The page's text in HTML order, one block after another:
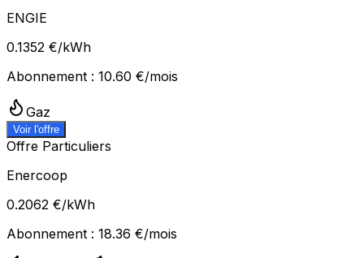
ENGIE
0.1352 €/kWh
Abonnement : 10.60 €/mois
Gaz
Voir l'offre
Offre Particuliers
Enercoop
0.2062 €/kWh
Abonnement : 18.36 €/mois